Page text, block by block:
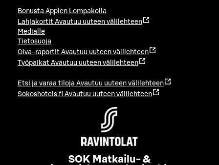
Bonusta Applen Lompakolla
Lahjakortit Avautuu uuteen välilehteen
Medialle
Tietosuoja
Oiva-raportit Avautuu uuteen välilehteen
Työpaikat Avautuu uuteen välilehteen
Etsi ja varaa tiloja Avautuu uuteen välilehteen
Sokoshotels.fi Avautuu uuteen välilehteen
SOK Matkailu- &